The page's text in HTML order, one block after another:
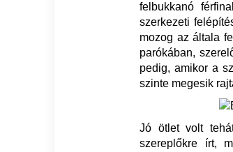
felbukkanó
szerkezeti
mozog az általa
parókában,
pedig, amikor a
szinte megesik
Jó ötlet volt
szereplőkre írt,